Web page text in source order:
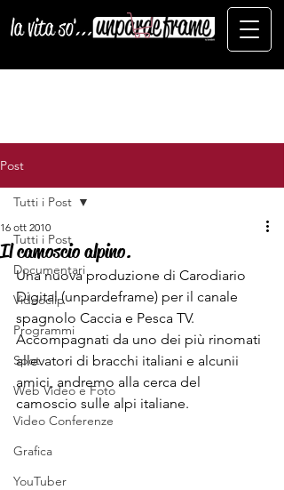
Post
Tutti i Post
Documentari
Videoclip
Programmi
Spot
Web Video e Foto
Video Conferenze
Grafica
YouTuber
Tutti i Post
Il camoscio alpino.
16 ott 2010
Una nuova produzione di Carodiario
Digital (unpardeframe) per il canale
spagnolo Caccia e Pesca TV.
Accompagnati da uno dei più rinomati
allevatori di bracchi italiani e alcunii
amici, andremo alla cerca del
camoscio sulle alpi italiane.